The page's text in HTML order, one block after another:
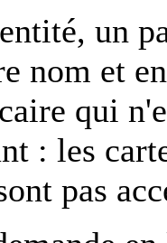
un
nom et
qui
: les
pas